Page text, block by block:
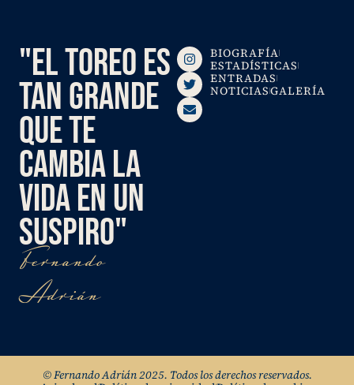
"EL TOREO ES
TAN GRANDE
QUE TE
CAMBIA LA
VIDA EN UN
SUSPIRO"
Fernando
Adrián
BIOGRAFÍA
ESTADÍSTICAS
ENTRADAS
NOTICIASGALERÍA
© Fernando Adrián 2025. Todos los derechos reservados.